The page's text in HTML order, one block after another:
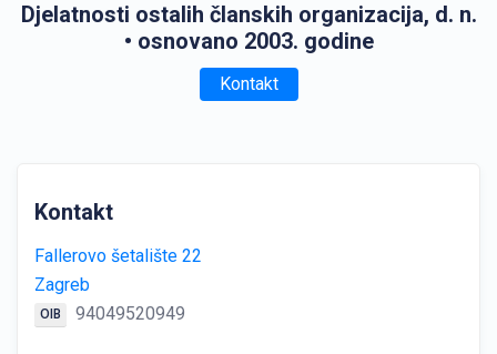
Djelatnosti ostalih članskih organizacija, d. n.
• osnovano 2003. godine
Kontakt
Kontakt
Fallerovo šetalište 22
Zagreb
OIB 94049520949